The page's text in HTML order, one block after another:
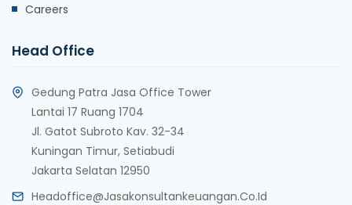
Careers
Head Office
Gedung Patra Jasa Office Tower
Lantai 17 Ruang 1704
Jl. Gatot Subroto Kav. 32-34
Kuningan Timur, Setiabudi
Jakarta Selatan 12950
Headoffice@jasakonsultankeuangan.co.id